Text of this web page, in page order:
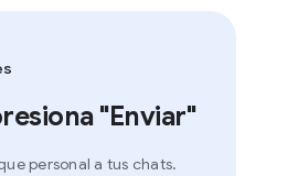
"Enviar"
personal a tus chats.